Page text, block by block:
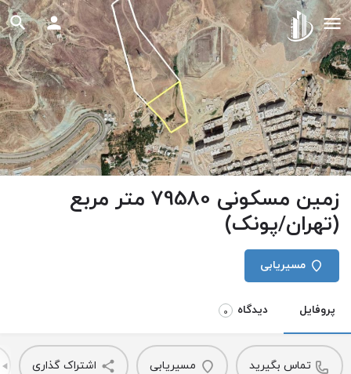
زمین مسکونی 79580 متر مربع
(تهران/پونک)
مسیریابی
پروفایل دیدگاه 0
تماس بگیرید مسیریابی اشتراک گذاری